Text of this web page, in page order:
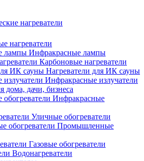
нагреватели
нагреватели
Инфракрасные лампы
Карбоновые нагреватели
Нагреватели для ИК сауны
Инфракрасные излучатели
дома, дачи, бизнеса
Инфракрасные
Уличные обогреватели
Промышленные
Газовые обогреватели
Водонагреватели